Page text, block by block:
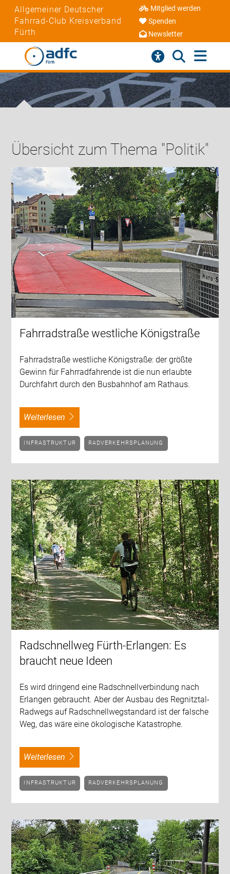
Allgemeiner Deutscher
Fahrrad-Club Kreisverband
Fürth
Mitglied werden
Spenden
Newsletter
Übersicht zum Thema "Politik"
Fahrradstraße westliche Königstraße
Fahrradstraße westliche Königstraße: der größte
Gewinn für Fahrradfahrende ist die nun erlaubte
Durchfahrt durch den Busbahnhof am Rathaus.
weiterlesen
INFRASTRUKTUR RADVERKEHRSPLANUNG
Radschnellweg Fürth-Erlangen: Es
braucht neue Ideen
Es wird dringend eine Radschnellverbindung nach
Erlangen gebraucht. Aber der Ausbau des Regnitztal-
Radwegs auf Radschnellwegstandard ist der falsche
Weg, das wäre eine ökologische Katastrophe.
weiterlesen
INFRASTRUKTUR RADVERKEHRSPLANUNG